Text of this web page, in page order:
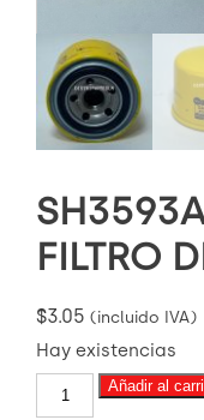
FILTRO
$3.05 (incluido IVA)
Hay existencias
SH3593ASHOGUN
FILTRO
Añadir al